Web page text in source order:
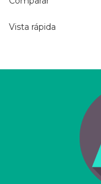
Vista rápida